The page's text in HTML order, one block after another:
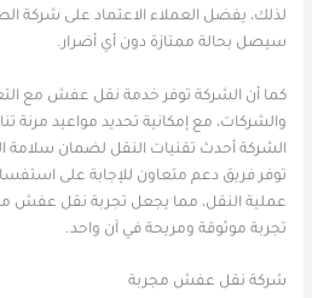
لذلك، يفضل العملاء الاعتماد على شركة
سيصل بحالة ممتازة دون أي أضرار.
كما أن الشركة توفر خدمة نقل عفش مع
والشركات، مع إمكانية تحديد مواعيد
الشركة أحدث تقنيات النقل لضمان سلامة
توفر فريق دعم متعاون للإجابة على
عملية النقل، مما يجعل تجربة نقل عفش
تجربة موثوقة ومريحة في آن واحد.
شركة نقل عفش مجربة